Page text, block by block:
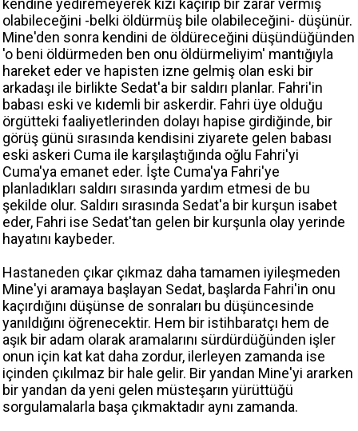
kendine yediremeyerek kızı kaçırıp bir zarar vermiş
olabileceğini -belki öldürmüş bile olabileceğini- düşünür.
Mine'den sonra kendini de öldüreceğini düşündüğünden
'o beni öldürmeden ben onu öldürmeliyim' mantığıyla
hareket eder ve hapisten izne gelmiş olan eski bir
arkadaşı ile birlikte Sedat'a bir saldırı planlar. Fahri'in
babası eski ve kıdemli bir askerdir. Fahri üye olduğu
örgütteki faaliyetlerinden dolayı hapise girdiğinde, bir
görüş günü sırasında kendisini ziyarete gelen babası
eski askeri Cuma ile karşılaştığında oğlu Fahri'yi
Cuma'ya emanet eder. İşte Cuma'ya Fahri'ye
planladıkları saldırı sırasında yardım etmesi de bu
şekilde olur. Saldırı sırasında Sedat'a bir kurşun isabet
eder, Fahri ise Sedat'tan gelen bir kurşunla olay yerinde
hayatını kaybeder.
Hastaneden çıkar çıkmaz daha tamamen iyileşmeden
Mine'yi aramaya başlayan Sedat, başlarda Fahri'in onu
kaçırdığını düşünse de sonraları bu düşüncesinde
yanıldığını öğrenecektir. Hem bir istihbaratçı hem de
aşık bir adam olarak aramalarını sürdürdüğünden işler
onun için kat kat daha zordur, ilerleyen zamanda ise
içinden çıkılmaz bir hale gelir. Bir yandan Mine'yi ararken
bir yandan da yeni gelen müsteşarın yürüttüğü
sorgulamalarla başa çıkmaktadır aynı zamanda.